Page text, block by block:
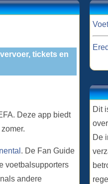
tickets en
Deze app biedt
. De Fan Guide
voetbalsupporters
andere
Dit
De